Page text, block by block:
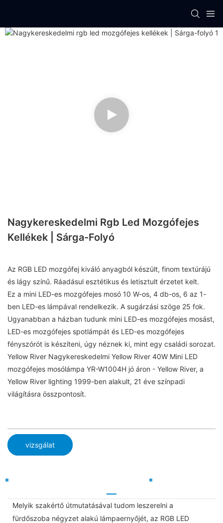
Nagykereskedelmi Rgb Led Mozgófejes
Kellékek | Sárga-Folyó
Az RGB LED mozgófej kiváló anyagból készült, finom textúrájú
és lágy színű. Ráadásul esztétikus és letisztult érzetet kelt.
Ez a mini LED-es mozgófejes mosó 10 W-os, 4 db-os, 6 az 1-
ben LED-es lámpával rendelkezik. A sugárzási szöge 25 fok.
Ugyanabban a házban tudunk mini LED-es mozgófejes mosást,
LED-es mozgófejes spotlámpát és LED-es mozgófejes
fényszórót is készíteni, úgy néznek ki, mint egy családi sorozat.
Yellow River Nagykereskedelmi Yellow River 40W Mini LED
mozgófejes mosólámpa YR-W1004H jó áron - Yellow River, a
Yellow River lighting 1999-ben alakult, 21 éve színpadi
világításra összpontosít.
vizsgálat
Melyik szakértő útmutatásával tudom leszerelni a
fürdőszoba négyzet alakú lámpaernyőjét, az RGB LED